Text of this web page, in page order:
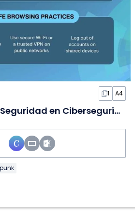
1 A4
Infografía de Seguridad en Ciberseguridad